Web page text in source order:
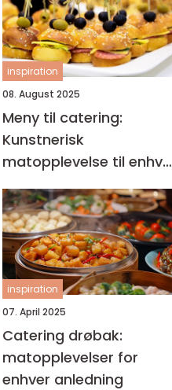
inspiration
08. August 2025
Meny til catering:
Kunstnerisk
matopplevelse til enhver
anledning
inspiration
07. April 2025
Catering drøbak:
matopplevelser for
enhver anledning